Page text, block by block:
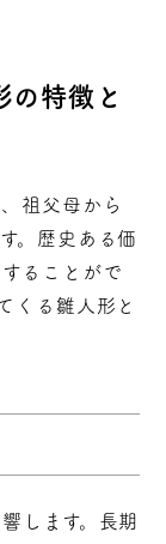
の特徴と
祖父母から
。歴史ある価
ることがで
くる雛人形と
します。長期